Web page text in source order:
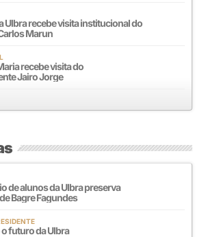
Ulbra recebe visita institucional do
Marun
recebe visita do
Jairo Jorge
de alunos da Ulbra preserva
Bagre Fagundes
futuro da Ulbra